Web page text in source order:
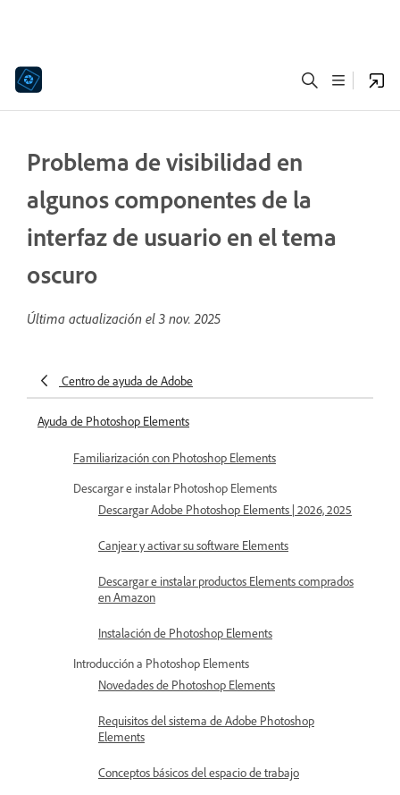
Problema de visibilidad en
algunos componentes de la
interfaz de usuario en el tema
oscuro
Última actualización el 3 nov. 2025
Centro de ayuda de Adobe
Ayuda de Photoshop Elements
Familiarización con Photoshop Elements
Descargar e instalar Photoshop Elements
Descargar Adobe Photoshop Elements | 2026, 2025
Canjear y activar su software Elements
Descargar e instalar productos Elements comprados
en Amazon
Instalación de Photoshop Elements
Introducción a Photoshop Elements
Novedades de Photoshop Elements
Requisitos del sistema de Adobe Photoshop
Elements
Conceptos básicos del espacio de trabajo